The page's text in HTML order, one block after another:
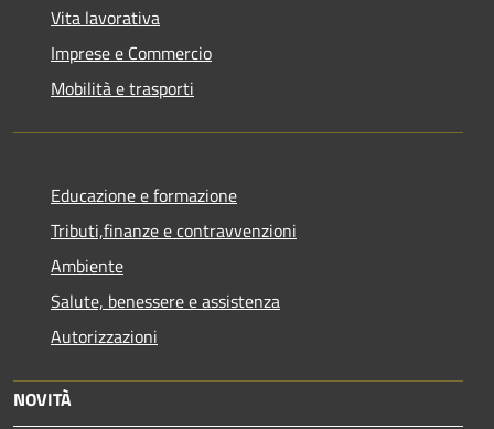
Vita lavorativa
Imprese e Commercio
Mobilità e trasporti
Educazione e formazione
Tributi,finanze e contravvenzioni
Ambiente
Salute, benessere e assistenza
Autorizzazioni
NOVITÀ